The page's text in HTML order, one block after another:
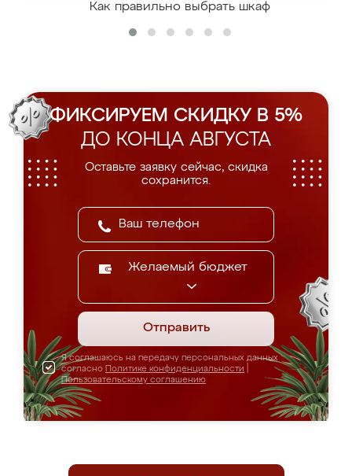
Как правильно выбрать шкаф
ФИКСИРУЕМ СКИДКУ В 5%
ДО КОНЦА АВГУСТА
Оставьте заявку сейчас, скидка
сохранится.
Желаемый бюджет
Отправить
Я соглашаюсь на передачу персональных данных
согласно Политике конфиденциальности
Пользовательскому соглашению